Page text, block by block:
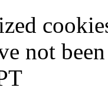
not